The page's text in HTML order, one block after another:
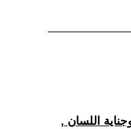
اللسان ,